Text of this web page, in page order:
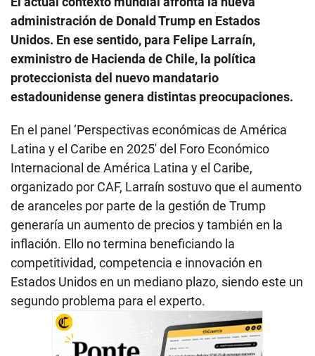
administración de Donald Trump en Estados
Unidos. En ese sentido, para Felipe Larraín,
exministro de Hacienda de Chile, la política
proteccionista del nuevo mandatario
estadounidense genera distintas preocupaciones.
En el panel ‘Perspectivas económicas de América
Latina y el Caribe en 2025′ del Foro Económico
Internacional de América Latina y el Caribe,
organizado por CAF, Larraín sostuvo que el aumento
de aranceles por parte de la gestión de Trump
generaría un aumento de precios y también en la
inflación. Ello no termina beneficiando la
competitividad, competencia e innovación en
Estados Unidos en un mediano plazo, siendo este un
segundo problema para el experto.